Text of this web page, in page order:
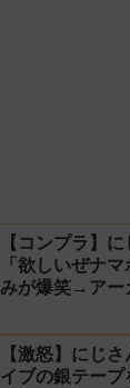
【コンプラ】
「欲しいぜナ
みが爆笑→アー
【激怒】にじ
イブの銀テープ